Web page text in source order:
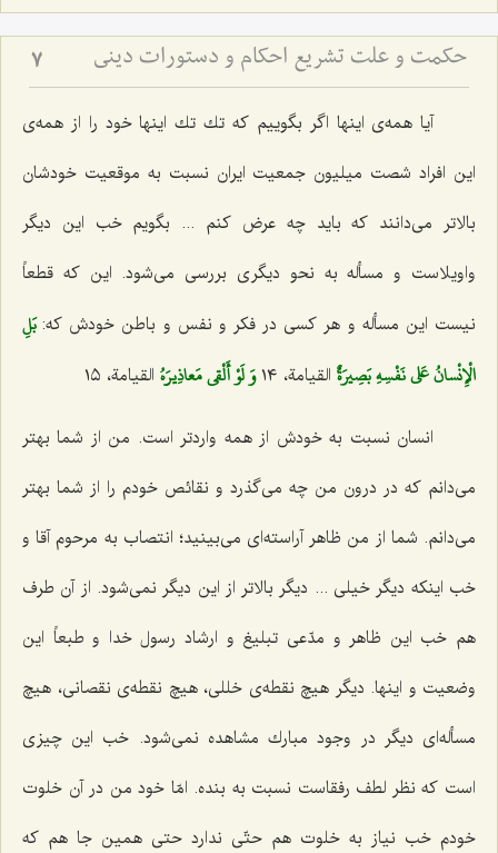
حکمت و علت تشریع احکام و دستورات دینی 7
آیا همه‌ی اینها اگر بگوییم كه تك تك اینها خود را از همه‌ی
این افراد شصت میلیون جمعیت ایران نسبت به موقعیت خودشان
بالاتر می‌دانند كه باید چه عرض كنم ... بگویم خب این دیگر
واویلاست و مسأله به نحو دیگری بررسی می‌شود. این كه قطعاً
نیست این مسأله و هر كسی در فكر و نفس و باطن خودش كه:بَلِ
الْإِنْسانُ عَلى‌ نَفْسِهِ بَصِيرَةٌ القیامة، ١٤ وَ لَوْ أَلْقى‌ مَعاذِيرَهُ‌ القیامة، ١٥
انسان نسبت به خودش از همه واردتر است. من از شما بهتر
می‌دانم كه در درون من چه می‌گذرد و نقائص خودم را از شما بهتر
می‌دانم. شما از من ظاهر آراسته‌ای می‌بینید؛ انتصاب به مرحوم آقا و
خب اینكه دیگر خیلی ... دیگر بالاتر از این دیگر نمی‌شود. از آن طرف
هم خب این ظاهر و مدّعی تبلیغ و ارشاد رسول خدا و طبعاً این
وضعیت و اینها. دیگر هیچ نقطه‌ی خللی، هیچ نقطه‌ی نقصانی، هیچ
مسأله‌ای دیگر در وجود مبارك مشاهده نمی‌شود. خب این چیزی
است كه نظر لطف رفقاست نسبت به بنده. امّا خود من در آن خلوت
خودم خب نیاز به خلوت هم حتّی ندارد حتی همین جا هم كه